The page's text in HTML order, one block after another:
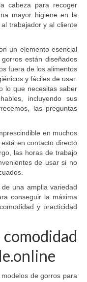
cabeza para recoger
mayor higiene en la
trabajador y al cliente
un elemento esencial
están diseñados
fuera de los alimentos
y fáciles de usar.
lo que necesitas saber
incluyendo sus
las preguntas
en muchos
en contacto directo
las horas de trabajo
de usar si no
una amplia variedad
conseguir la máxima
y practicidad
de gorros para